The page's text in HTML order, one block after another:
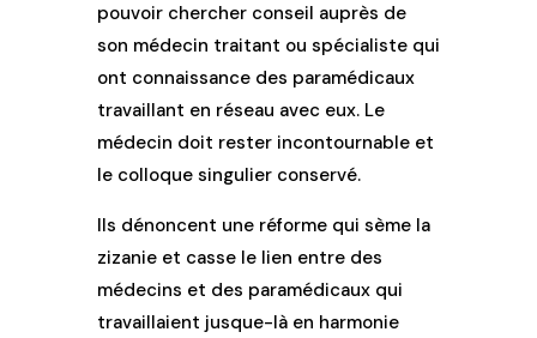
pouvoir chercher conseil auprès de
son médecin traitant ou spécialiste qui
ont connaissance des paramédicaux
travaillant en réseau avec eux. Le
médecin doit rester incontournable et
le colloque singulier conservé.
Ils dénoncent une réforme qui sème la
zizanie et casse le lien entre des
médecins et des paramédicaux qui
travaillaient jusque-là en harmonie